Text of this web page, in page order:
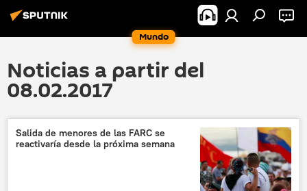
Mundo
Noticias a partir del
08.02.2017
Salida de menores de las FARC se
reactivaría desde la próxima semana